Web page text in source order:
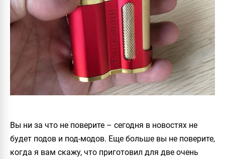
Вы ни за что не поверите – сегодня в новостях не
будет подов и под-модов. Еще больше вы не поверите,
когда я вам скажу, что приготовил для две очень